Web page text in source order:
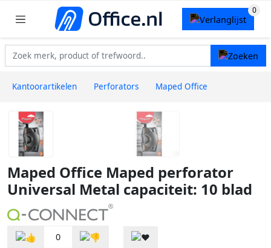
Kantoorartikelen Perforators Maped Office
Maped Office Maped perforator
Universal Metal capaciteit: 10 blad
0